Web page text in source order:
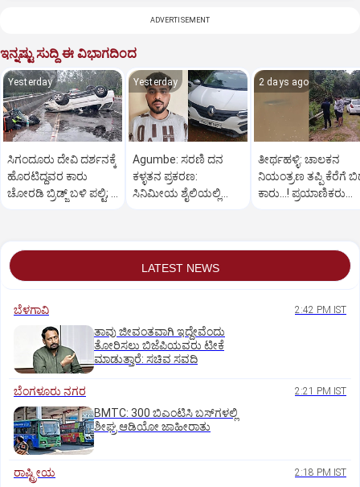
ADVERTISEMENT
ಇನ್ನಷ್ಟು ಸುದ್ದಿ ಈ ವಿಭಾಗದಿಂದ
Yesterday
ಸಿಗಂದೂರು ದೇವಿ ದರ್ಶನಕ್ಕೆ
ಹೊರಟಿದ್ದವರ ಕಾರು
ಚೋರಡಿ ಬ್ರಿಡ್ಜ್ ಬಳಿ ಪಲ್ಟಿ; 6
Yesterday
Agumbe: ಸರಣಿ ದನ
ಕಳ್ಳತನ ಪ್ರಕರಣ:
ಸಿನಿಮೀಯ ಶೈಲಿಯಲ್ಲಿ
2 days ago
ತೀರ್ಥಹಳ್ಳಿ: ಚಾಲಕನ
ನಿಯಂತ್ರಣ ತಪ್ಪಿ ಕೆರೆಗೆ
ಕಾರು...! ಪ್ರಯಾಣಿಕರು
LATEST NEWS
ಬೆಳಗಾವಿ 2:42 PM IST
ತಾವು ಜೀವಂತವಾಗಿ ಇದ್ದೇವೆಂದು
ತೋರಿಸಲು ಬಿಜೆಪಿಯವರು ಟೀಕೆ
ಮಾಡುತ್ತಾರೆ: ಸಚಿವ ಸವದಿ
ಬೆಂಗಳೂರು ನಗರ 2:21 PM IST
BMTC: 300 ಬಿಎಂಟಿಸಿ ಬಸ್‌ಗಳಲ್ಲಿ
ಶೀಘ್ರ ಆಡಿಯೋ ಜಾಹೀರಾತು
ರಾಷ್ಟ್ರೀಯ 2:18 PM IST